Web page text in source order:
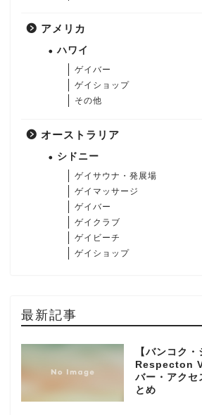
アメリカ
ハワイ
ゲイバー
ゲイショップ
その他
オーストラリア
シドニー
ゲイサウナ・発展場
ゲイマッサージ
ゲイバー
ゲイクラブ
ゲイビーチ
ゲイショップ
最新記事
【バンコク・
Respecton
バー・アクセ
とめ